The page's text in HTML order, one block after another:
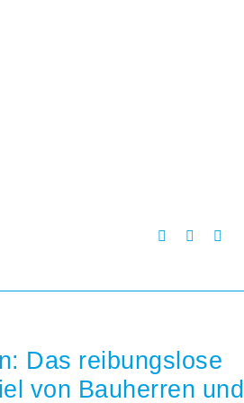
Das reibungslose
von Bauherren und